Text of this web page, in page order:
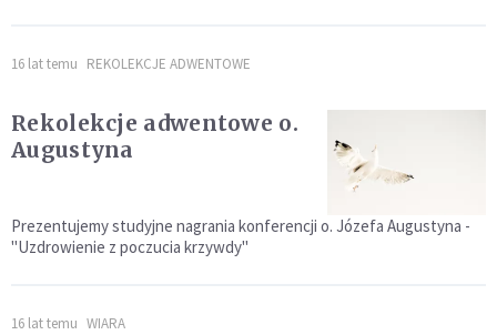
16 lat temu REKOLEKCJE ADWENTOWE
Rekolekcje adwentowe o.
Augustyna
Prezentujemy studyjne nagrania konferencji o. Józefa Augustyna -
"Uzdrowienie z poczucia krzywdy"
16 lat temu WIARA